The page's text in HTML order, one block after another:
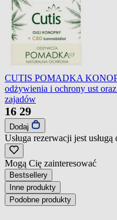
CUTIS POMADKA
odżywienia i ochrony ust
zajadów
16 29
Dodaj
Usługa rezerwacji jest usługą
Mogą Cię zainteresować
Bestsellery
Inne produkty
Podobne produkty